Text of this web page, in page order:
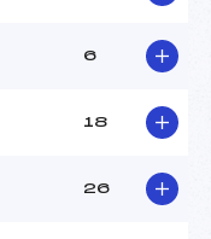
6
18
26